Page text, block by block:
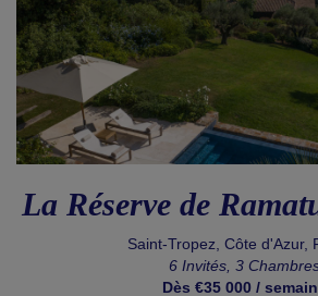
La Réserve de
Saint-Tropez, Côte d'Azur,
6 Invités, 3
Dès €35 000 /